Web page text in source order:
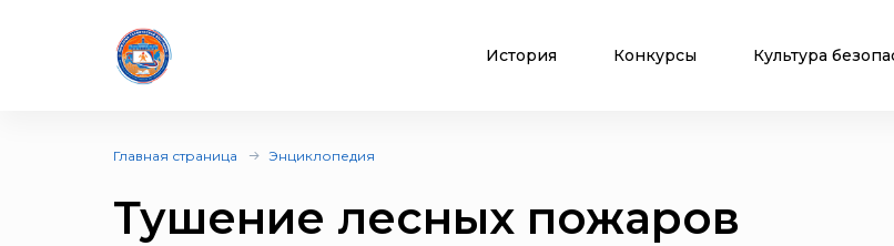
История Конкурсы Культура
Главная страница Энциклопедия
Тушение лесных пожаров